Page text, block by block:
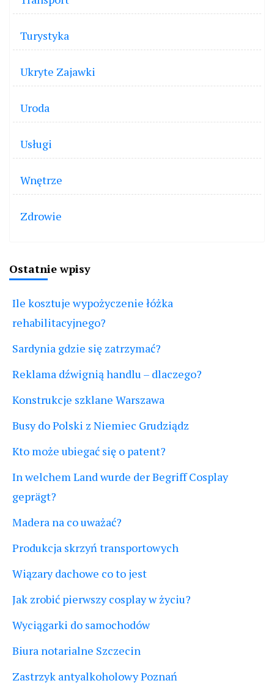
Turystyka
Ukryte Zajawki
Uroda
Usługi
Wnętrze
Zdrowie
Ostatnie wpisy
Ile kosztuje wypożyczenie łóżka
rehabilitacyjnego?
Sardynia gdzie się zatrzymać?
Reklama dźwignią handlu – dlaczego?
Konstrukcje szklane Warszawa
Busy do Polski z Niemiec Grudziądz
Kto może ubiegać się o patent?
In welchem Land wurde der Begriff Cosplay
geprägt?
Madera na co uważać?
Produkcja skrzyń transportowych
Wiązary dachowe co to jest
Jak zrobić pierwszy cosplay w życiu?
Wyciągarki do samochodów
Biura notarialne Szczecin
Zastrzyk antyalkoholowy Poznań